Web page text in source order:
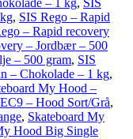
– 1 kg, SIS
, SIS Rego – Rapid
– Rapid recovery
– Jordbær – 500
– 500 gram, SIS
– Chokolade – 1 kg,
My Hood –
– Hood Sort/Grå,
, Skateboard My
Hood Big Single